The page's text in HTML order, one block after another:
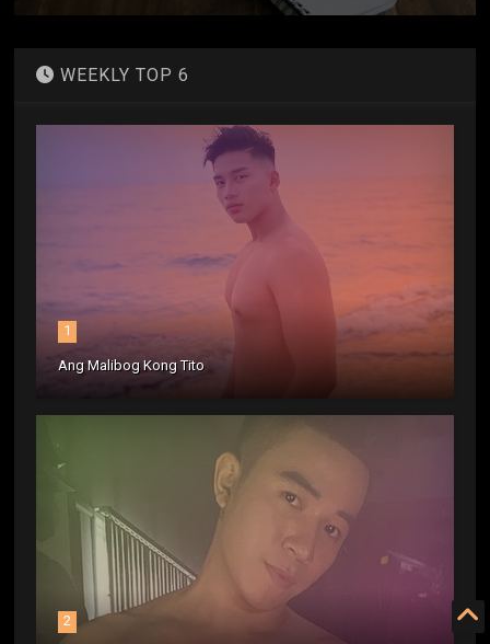
WEEKLY TOP 6
1
Ang Malibog Kong Tito
2